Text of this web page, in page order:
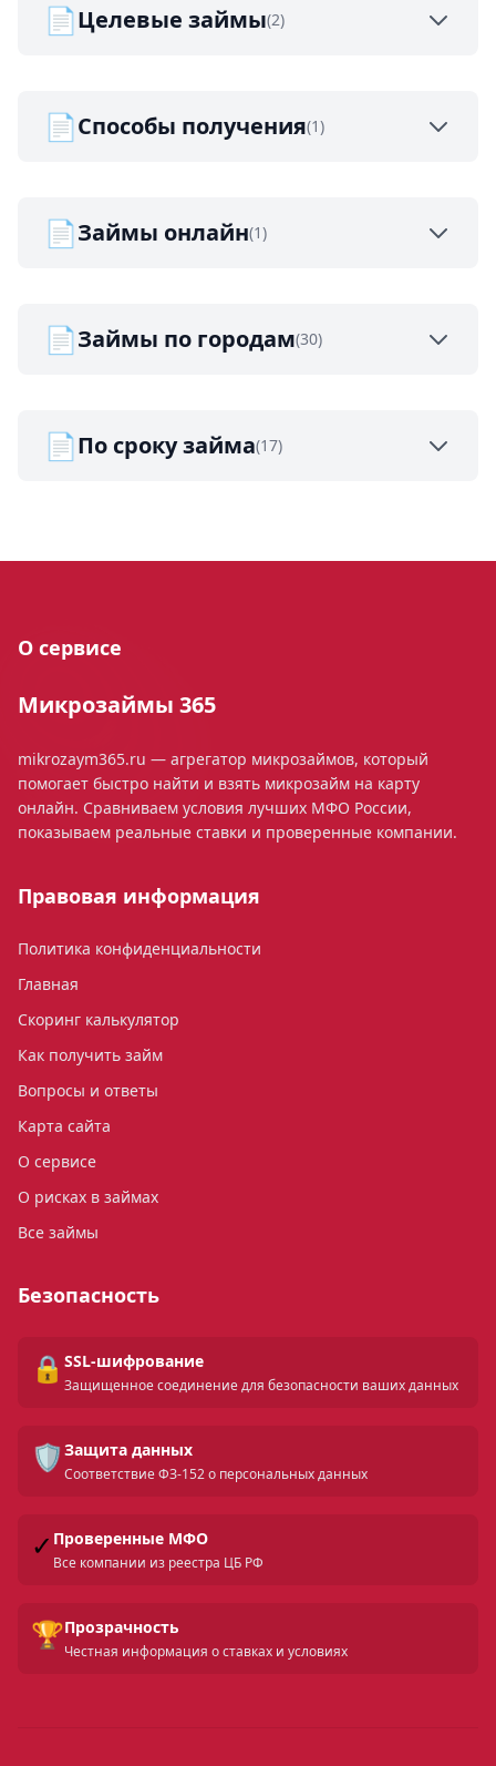
📄Целевые займы(2)
📄Способы получения(1)
📄Займы онлайн(1)
📄Займы по городам(30)
📄По сроку займа(17)
О сервисе
Микрозаймы 365
mikrozaym365.ru — агрегатор микрозаймов, который
помогает быстро найти и взять микрозайм на карту
онлайн. Сравниваем условия лучших МФО России,
показываем реальные ставки и проверенные компании.
Правовая информация
Политика конфиденциальности
Главная
Скоринг калькулятор
Как получить займ
Вопросы и ответы
Карта сайта
О сервисе
О рисках в займах
Все займы
Безопасность
🔒 SSL-шифрование
Защищенное соединение для безопасности ваших данных
🛡️ Защита данных
Соответствие ФЗ-152 о персональных данных
✓ Проверенные МФО
Все компании из реестра ЦБ РФ
🏆Прозрачность
Честная информация о ставках и условиях